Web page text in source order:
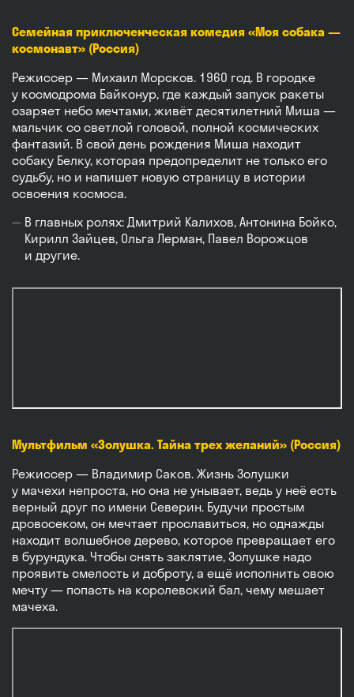
Семейная приключенческая комедия «Моя собака —
космонавт» (Россия)
Режиссер — Михаил Морсков. 1960 год. В городке
у космодрома Байконур, где каждый запуск ракеты
озаряет небо мечтами, живёт десятилетний Миша —
мальчик со светлой головой, полной космических
фантазий. В свой день рождения Миша находит
собаку Белку, которая предопределит не только его
судьбу, но и напишет новую страницу в истории
освоения космоса.
В главных ролях: Дмитрий Калихов, Антонина Бойко,
Кирилл Зайцев, Ольга Лерман, Павел Ворожцов
и другие.
Мультфильм «Золушка. Тайна трех желаний» (Россия)
Режиссер — Владимир Саков. Жизнь Золушки
у мачехи непроста, но она не унывает, ведь у неё есть
верный друг по имени Северин. Будучи простым
дровосеком, он мечтает прославиться, но однажды
находит волшебное дерево, которое превращает его
в бурундука. Чтобы снять заклятие, Золушке надо
проявить смелость и доброту, а ещё исполнить свою
мечту — попасть на королевский бал, чему мешает
мачеха.